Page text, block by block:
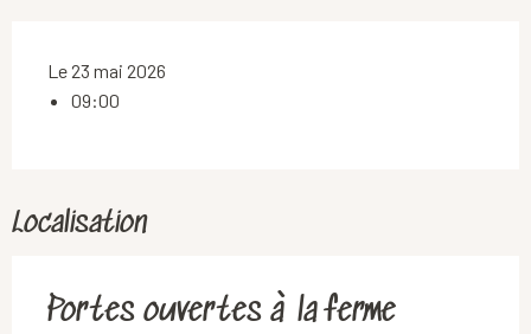
Le 23 mai 2026
09:00
Localisation
Portes ouvertes à la ferme